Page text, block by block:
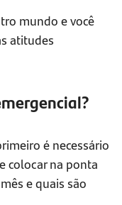
mundo e você
atitudes
é necessário
colocar na ponta
e quais são